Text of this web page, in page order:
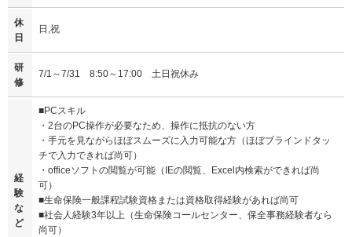
休
日
日,祝
研
修
7/1～7/31 8:50～17:00 土日祝休み
経
験
な
ど
■PCスキル
・2台のPC操作が必要なため、操作に抵抗のない方
・手元を見ながらほぼスムーズに入力可能な方（ほぼブラインドタッ
チで入力できれば尚可）
・officeソフトの閲覧が可能（IEの閲覧、Excel内検索ができれば尚
可）
■生命保険一般課程試験資格または資格取得経験があれば尚可
■社会人経験3年以上（生命保険コールセンター、保全事務経験者なら
尚可）